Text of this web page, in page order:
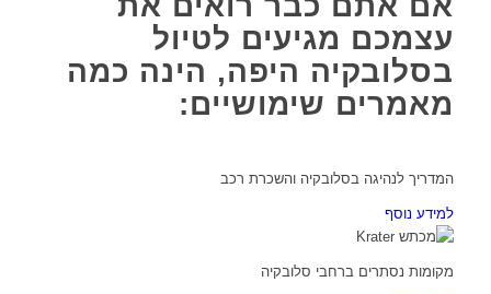
עצמכם מגיעים לטיול
בסלובקיה היפה, הינה כמה
מאמרים שימושיים:
המדריך לנהיגה בסלובקיה והשכרת רכב
למידע נוסף
מקומות נסתרים ברחבי סלובקיה